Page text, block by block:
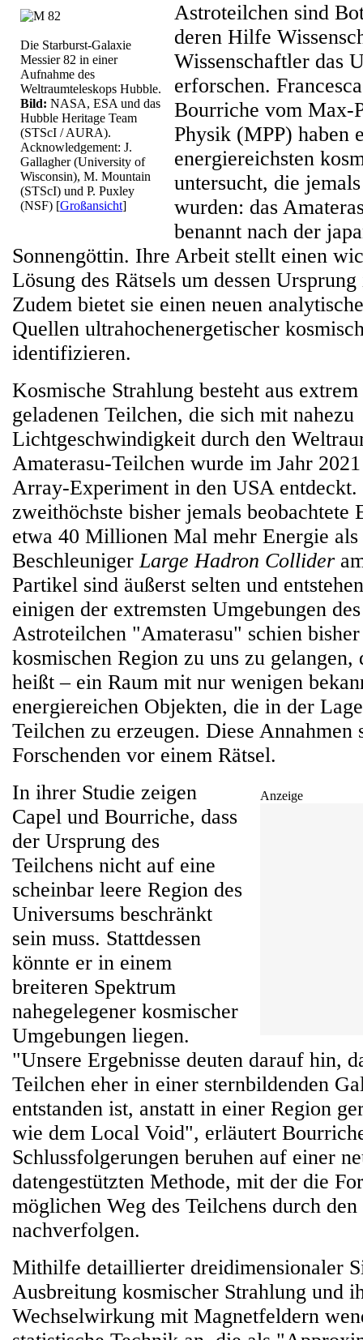
Die Starburst-Galaxie
Messier 82 in einer
Aufnahme des
Weltraumteleskops Hubble.
Bild: NASA, ESA und das
Hubble Heritage Team
(STScI / AURA).
Acknowledgement: J.
Gallagher (University of
Wisconsin), M. Mountain
(STScI) und P. Puxley
(NSF) [Großansicht]
Astroteilchen sind
deren Hilfe
Wissenschaftler das
erforschen.
Bourriche vom Max-
Physik (MPP) haben
energiereichsten
untersucht, die
wurden: das
benannt nach der
Sonnengöttin. Ihre Arbeit stellt einen
Lösung des Rätsels um dessen
Zudem bietet sie einen neuen
Quellen ultrahochenergetischer
identifizieren.
Kosmische Strahlung besteht aus
geladenen Teilchen, die sich mit nahezu
Lichtgeschwindigkeit durch den
Amaterasu-Teilchen wurde im Jahr
Array-Experiment in den USA entdeckt.
zweithöchste bisher jemals beobachtete
etwa 40 Millionen Mal mehr Energie
BeschleunigerLarge Hadron Collider
Partikel sind äußerst selten und
einigen der extremsten Umgebungen
Astroteilchen "Amaterasu" schien
kosmischen Region zu uns zu
heißt – ein Raum mit nur wenigen
energiereichen Objekten, die in der
Teilchen zu erzeugen. Diese Annahmen
Forschenden vor einem Rätsel.
Anzeige
In ihrer Studie zeigen
Capel und Bourriche, dass
der Ursprung des
Teilchens nicht auf eine
scheinbar leere Region des
Universums beschränkt
sein muss. Stattdessen
könnte er in einem
breiteren Spektrum
nahegelegener kosmischer
Umgebungen liegen.
"Unsere Ergebnisse deuten darauf hin,
Teilchen eher in einer sternbildenden
entstanden ist, anstatt in einer Region
wie dem Local Void", erläutert
Schlussfolgerungen beruhen auf einer
datengestützten Methode, mit der die
möglichen Weg des Teilchens durch
nachverfolgen.
Mithilfe detaillierter dreidimensionaler
Ausbreitung kosmischer Strahlung und
Wechselwirkung mit Magnetfeldern